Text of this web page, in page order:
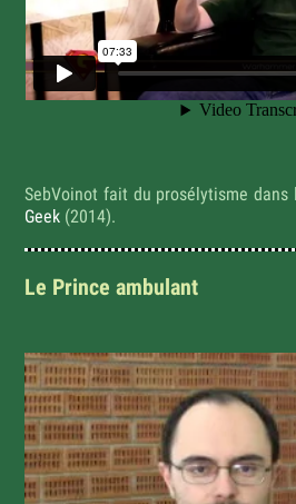
SebVoinot fait du prosélytisme dans
Geek (2014).
Le Prince ambulant